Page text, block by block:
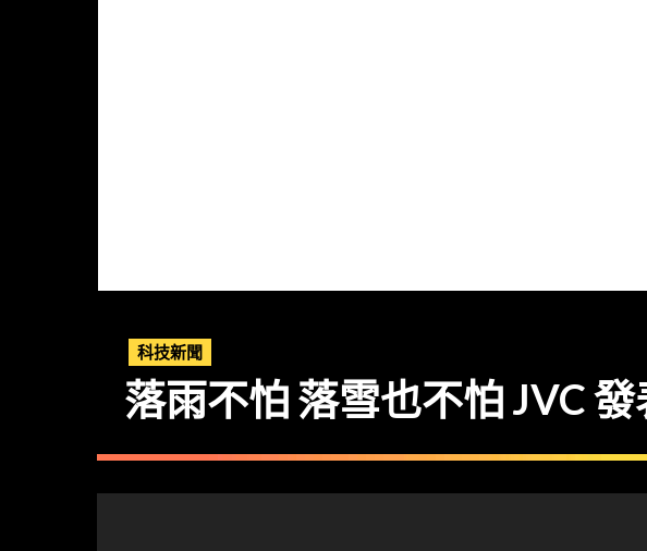
科技新聞
落雨不怕 落雪也不怕 JVC